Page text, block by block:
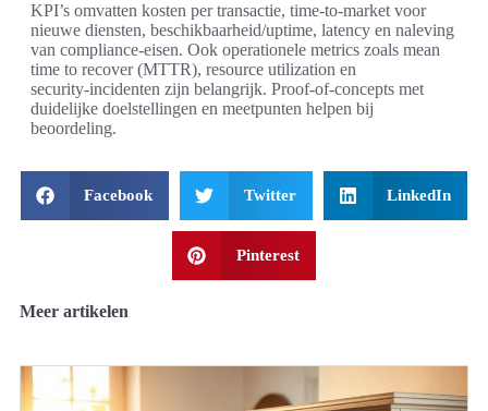
KPI’s omvatten kosten per transactie, time‑to‑market voor
nieuwe diensten, beschikbaarheid/uptime, latency en naleving
van compliance‑eisen. Ook operationele metrics zoals mean
time to recover (MTTR), resource utilization en
security‑incidenten zijn belangrijk. Proof‑of‑concepts met
duidelijke doelstellingen en meetpunten helpen bij
beoordeling.
Facebook Twitter LinkedIn
Pinterest
Meer artikelen